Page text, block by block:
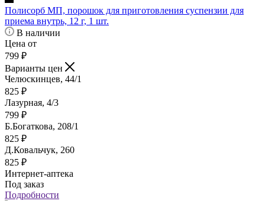
Полисорб МП, порошок для приготовления суспензии для
приема внутрь, 12 г, 1 шт.
В наличии
Цена от
799 ₽
Варианты цен
Челюскинцев, 44/1
825 ₽
Лазурная, 4/3
799 ₽
Б.Богаткова, 208/1
825 ₽
Д.Ковальчук, 260
825 ₽
Интернет-аптека
Под заказ
Подробности